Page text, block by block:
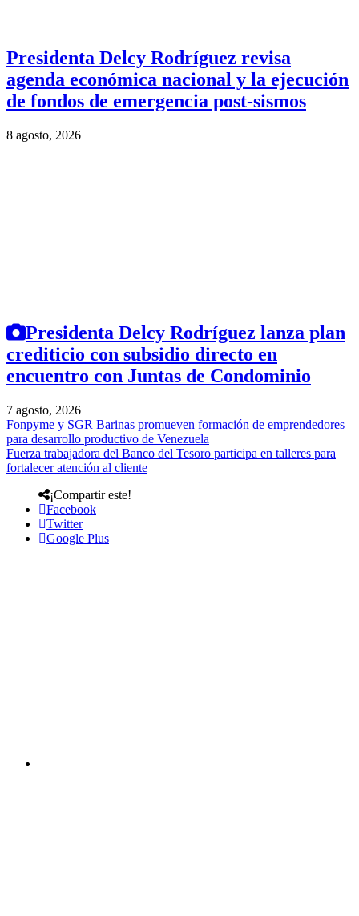
Presidenta Delcy Rodríguez revisa
agenda económica nacional y la ejecución
de fondos de emergencia post-sismos
8 agosto, 2026
Presidenta Delcy Rodríguez lanza plan
crediticio con subsidio directo en
encuentro con Juntas de Condominio
7 agosto, 2026
Fonpyme y SGR Barinas promueven formación de emprendedores
para desarrollo productivo de Venezuela
Fuerza trabajadora del Banco del Tesoro participa en talleres para
fortalecer atención al cliente
¡Compartir este!
Facebook
Twitter
Google Plus